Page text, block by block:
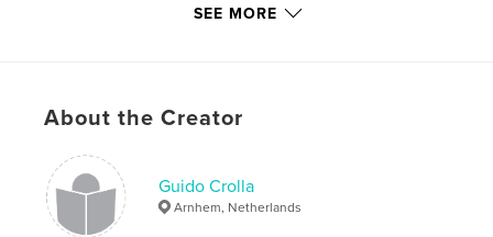
gedachten"
Features & Details
Primary Category: Arts & Photography Books
SEE MORE
About the Creator
Guido Crolla
Arnhem, Netherlands